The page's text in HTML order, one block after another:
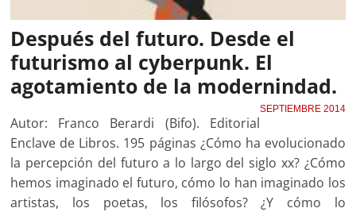
Después del futuro. Desde el
futurismo al cyberpunk. El
agotamiento de la modernindad.
SEPTIEMBRE 2014
Autor: Franco Berardi (Bifo). Editorial
Enclave de Libros. 195 páginas ¿Cómo ha evolucionado
la percepción del futuro a lo largo del siglo xx? ¿Cómo
hemos imaginado el futuro, cómo lo han imaginado los
artistas, los poetas, los filósofos? ¿Y cómo lo